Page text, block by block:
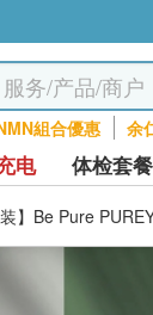
組合優惠 余
电 体检套餐
装】Be Pure